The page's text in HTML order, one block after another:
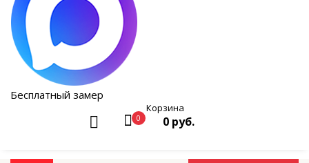
Бесплатный замер
0
Корзина
0 руб.